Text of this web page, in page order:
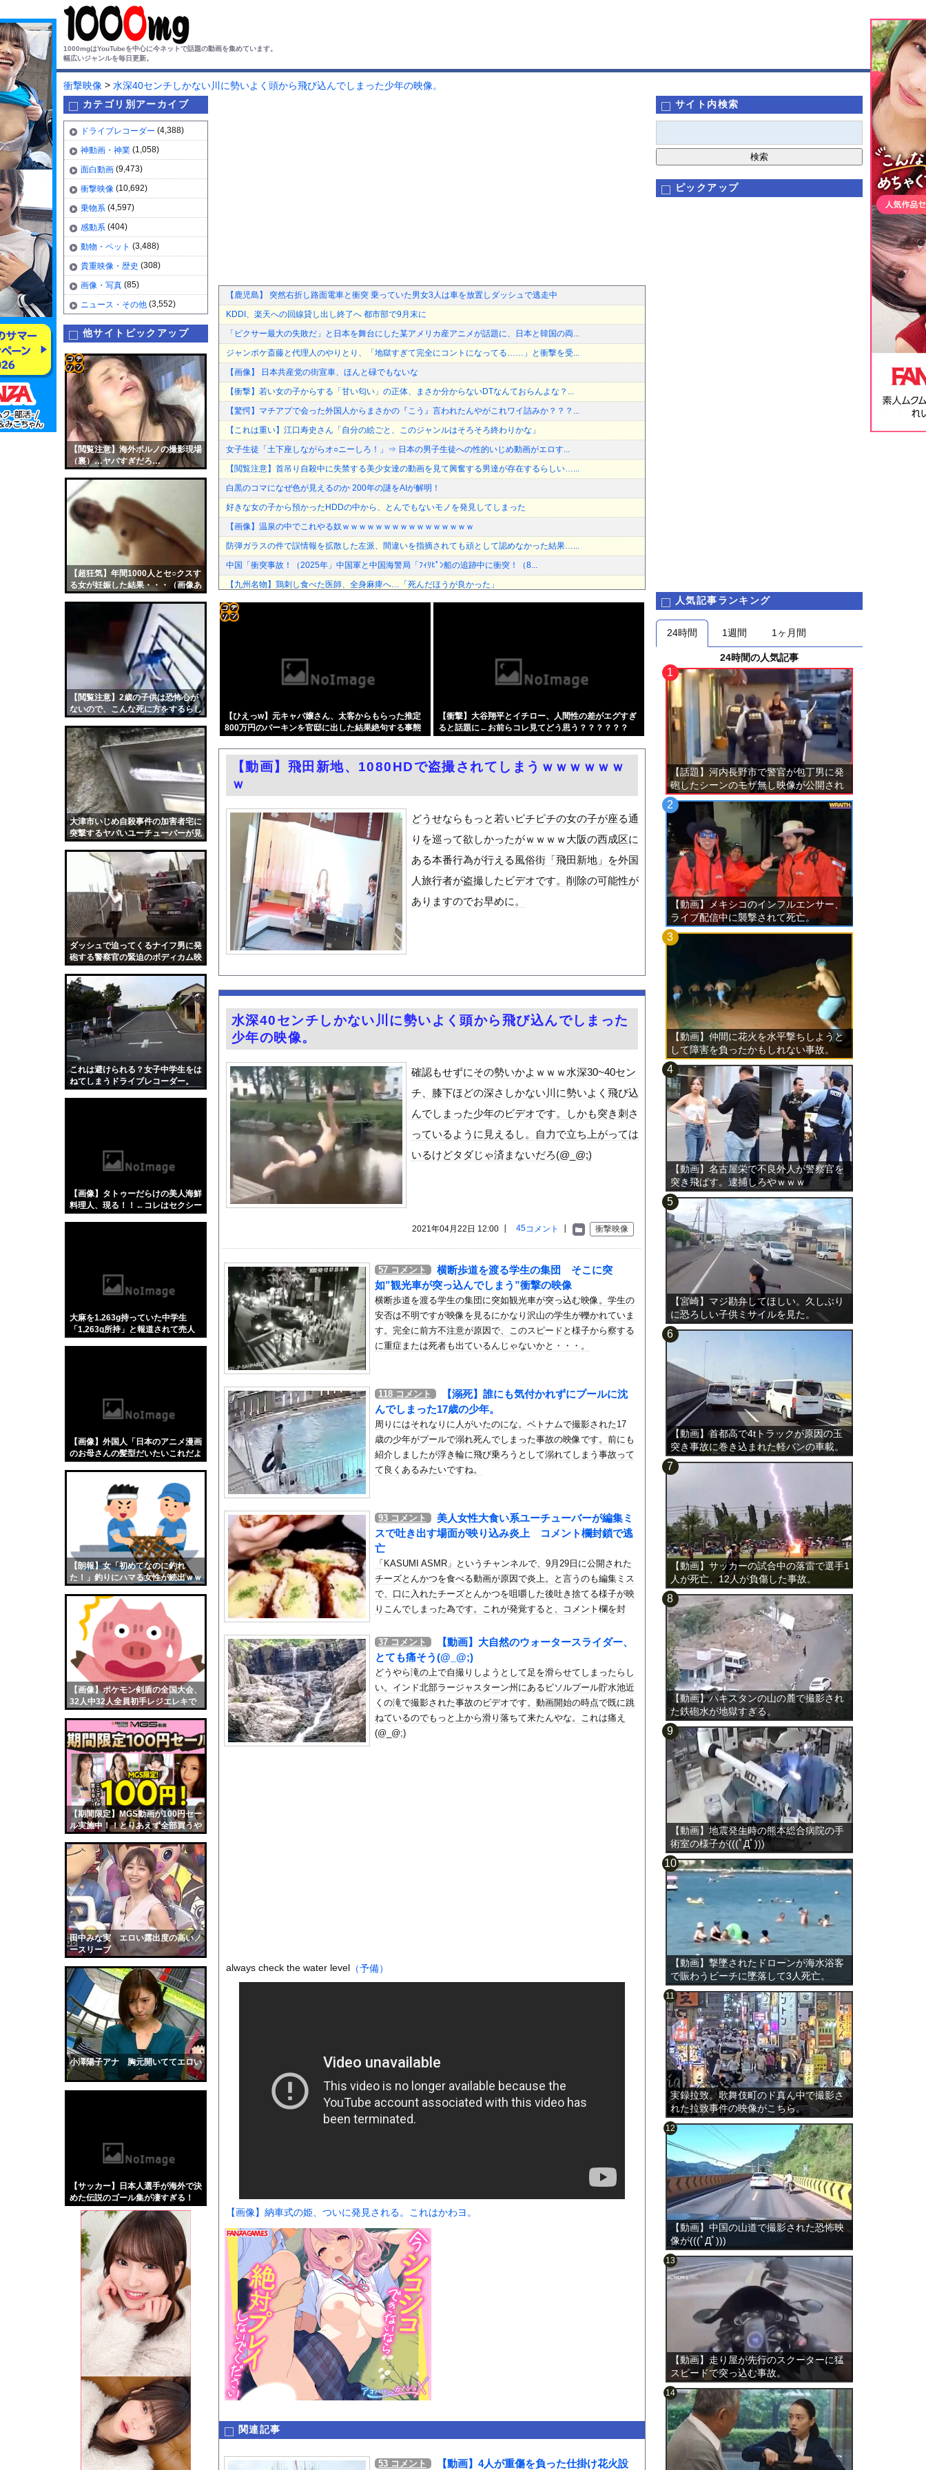
1000mgはYouTubeを中心に今ネットで話題の動画を集めています。
幅広いジャンルを毎日更新。
衝撃映像 > 水深40センチしかない川に勢いよく頭から飛び込んでしまった少年の映像。
カテゴリ別アーカイブ
ドライブレコーダー (4,388)
神動画・神業 (1,058)
面白動画 (9,473)
衝撃映像 (10,692)
乗物系 (4,597)
感動系 (404)
動物・ペット (3,488)
貴重映像・歴史 (308)
画像・写真 (85)
ニュース・その他 (3,552)
他サイトピックアップ
【閲覧注意】海外ポルノの撮影現場
（裏）…ヤバすぎだろ…
【超狂気】年間1000人とセ○クスす
る女が妊娠した結果・・・（画像あ
【閲覧注意】2歳の子供は恐怖心が
ないので、こんな死に方をするらし
大津市いじめ自殺事件の加害者宅に
突撃するヤバいユーチューバーが見
ダッシュで迫ってくるナイフ男に発
砲する警察官の緊迫のボディカム映
これは避けられる？女子中学生をは
ねてしまうドライブレコーダー。
【画像】タトゥーだらけの美人海鮮
料理人、現る！！←コレはセクシー
大麻を1.263g持っていた中学生
「1,263g所持」と報道されて売人
【画像】外国人「日本のアニメ漫画
のお母さんの髪型だいたいこれだよ
【朗報】女「初めてなのに釣れ
た！」釣りにハマる女性が続出ｗｗ
【画像】ポケモン剣盾の全国大会、
32人中32人全員初手レジエレキで
【期間限定】MGS動画が100円セー
ル実施中！！とりあえず全部買うや
田中みな実 エロい露出度の高いノ
ースリーブ
小澤陽子アナ 胸元開いててエロい
【サッカー】日本人選手が海外で決
めた伝説のゴール集が凄すぎる！
コテ
リン
- 固
定リ
ンク
自動
更新
ツー
【鹿児島】 突然右折し路面電車と衝突 乗っていた男女3人は車を放置しダッシュで逃走中
KDDI、楽天への回線貸し出し終了へ 都市部で9月末に
「ピクサー最大の失敗だ」と日本を舞台にした某アメリカ産アニメが話題に、日本と韓国の両...
ジャンポケ斎藤と代理人のやりとり、「地獄すぎて完全にコントになってる……」と衝撃を受...
【画像】 日本共産党の街宣車、ほんと碌でもないな
【衝撃】若い女の子からする「甘い匂い」の正体、まさか分からないDTなんておらんよな？...
【驚愕】マチアプで会った外国人からまさかの『こう』言われたんやがこれワイ詰みか？？？...
【これは重い】江口寿史さん「自分の絵ごと、このジャンルはそろそろ終わりかな」
女子生徒「土下座しながらオ○ニーしろ！」⇒ 日本の男子生徒への性的いじめ動画がエロす...
【閲覧注意】首吊り自殺中に失禁する美少女達の動画を見て興奮する男達が存在するらしい…...
白黒のコマになぜ色が見えるのか 200年の謎をAIが解明！
好きな女の子から預かったHDDの中から、とんでもないモノを発見してしまった
【画像】温泉の中でこれやる奴ｗｗｗｗｗｗｗｗｗｗｗｗｗｗｗｗ
防弾ガラスの件で誤情報を拡散した左派、間違いを指摘されても頑として認めなかった結果…...
中国「衝突事故！（2025年」中国軍と中国海警局「ﾌｨﾘﾋﾟﾝ船の追跡中に衝突！（8...
【九州名物】鶏刺し食べた医師、全身麻痺へ…「死んだほうが良かった」
防弾ガラスの件で誤情報を拡散した左派、間違いを指摘されても頑として認めなかった結果…...
【悲報】週刊少年ジャンプ、史上初の100万部割れ
【ニュース】日本共産党の街宣車、ほんと碌でもないな
エロ漫画『後輩の小悪魔地雷女子をデカチンで理解らせる話』をrawやhitomiを使わ...
【悲報】ショートスリーパー堀大輔さん、リスナーから「寝たほうがいい！」と言われてガチ...
国税局職員（25）、税務調査で知り合った納税者の自宅に出入りしお小遣い1億5000万...
佐藤寛子、ヌード乳首濡れ場がエロ過ぎる！ヘアヌード写真集の全裸、全盛期グラビア、最高...
過給なしで420ps。しかもL型エンジン…このS31Zいくらかかってるんだ…
嫁がいる前で半ケツ見せて不倫を誘う保育士の永野紬さん
渡邊渚さん「私がPTSDと診断された当時、世間はまだPTSDという言葉は浸透されてい...
職場の人妻と不倫をして、ついに、、、
韓国国会、サッカー前代表監督を追及「なぜ負けたのか」
日本旅行キャンセルすべきか…1万年ぶり史上最大級の火山の兆し＝韓国の反応
うちのネコが目の前にいた。私が上に物を投げるフリをする → 猫はこうなります…
【画像】令和最新版の剛力彩芽、ワイらにブッ刺さりまくりと話題にw w w w w w...
ヤンキーだらけの職場にしか行ったことない奴にしか分からないこと
【悲報】ロシア、じわじわと逝き始める
今の時期 河口で釣れる美味い魚教えて
『BanG Dream! Ave Mujica』7話感想 再び集まる5人！最後のCR...
【動画】中国製自動車のプラスチック部品強度がこちらｗｗｗｗｗｗｗｗｗ
【Mステ】西川貴教さん 魅惑のマーメイドすぎるｗｗｗｗｗｗｗｗ
【悲報】埼玉県、何も観光地がない・・・
FANZAで夏の動画50％OFFキャンペーン第4弾が始まったぞー！
【画像】カップラーメン食べるんだけどどれがいいかな！？w
【朗報】ヒカキンなんと実質200万円以上の支援物資を寄付してしまう・・・
【Xの車窓から】オービスかと思ったら野生の炊飯器で草 ほか
【ポロリ悲話】ネットで拡散してるおっぱいポロリ動画、何故か叩かれる・・・
【衝撃】「かわいい虫」ランキング、ついに発表される
日本代表DF冨安健洋の英プレミア・クリスタルパレス加入が正式決定 鎌田大地とチームメ...
元F1王者ハッキネン、フェルスタペンのマクラーレン加入の噂に「なぜ調和がある現体制を...
【画像】 ヘソ出しJKさん、股間の方まで見えてしまうｗｗｗｗｗｗｗｗｗ
もしかして、マンションのベランダで七輪で焼き肉ってダメなの？
島倉りか様、モッツァレラチーズを巡ってスーパー店員とバトル勃発ｗｗｗ
【悲報】ショートスリーパー堀大輔さん、リスナーから「寝たほうがいい！」と言われてガチ...
【コンゴ】エボラ出血熱、感染3600人…過去最大の流行に
軟体動物みたいに柔らかい手を持つ人、話題にｗｗｗｗ「脳が理解を拒む」「ミギー」他
川底に沈んでいたマンモスやナチス軍艦など露出、熱波でドナウ川が歴史的渇水！
三山賀子アナと森山みなみアナ デカパイ ＆ ノースリーブ！！【GIF動画あり】
刈川くるみアナ くっきり巨乳が揺れる！！【GIF動画あり】
【画像】はいだしょうこ（47）「こんなオバサンでいいの…？」
モンハン自衛隊 第１７８話
川底に沈んでいたマンモスやナチス軍艦など露出、熱波でドナウ川が歴史的渇水！
日本人女性インフルエンサー、ライブ配信中に自殺
【画像】おまえらくんの机がこの女の子の椅子にされてたらｗｗｗ
【画像】この女優さん、可愛すぎる
【朗報】齋藤飛鳥、前屈みで完全に見えてる動画が拡散されてしまう…
海外「日本よ、お前がナンバーワンだ」 熊本地震直後の日本の対応のスピードに世界が衝撃
勇気を出して白人美女にチン凸したアジア人短小男
、爆笑されてしまうｗｗｗ
10年もの間浮気してた嫁。まさかと思い長男のDNA鑑定をするがいいな？と問うと、元嫁...
ウクライナ侵攻以降、ロシア軍兵士のHIV感染が2000％急増…ウクライナメディア！
【配信者】「金バエ」のSNS更新が1週間途絶え、様々な憶測が飛び交う。1週間ぶりの投...
【画像】女の子「危機管理フォーーーーム！！！」
【仰天】外国人「日本に夢中なアメリカ人は迷惑?」日本人の回答が的確すぎた
韓国人「安貞桓が韓国代表に激怒！『惨憺たる結果、徹底的な刷新が必要だ』と監督や協会を...
ケンタッキーとか言う唐揚げ屋ｗｗｗｗｗ
【画像】このAVが性癖ブッ刺さりで精子ドクドク作られるわｗｗｗｗ
お知らせ
Powered by livedoor 相互RSS
このページは
1000mgが管理しています。 RSS設定 更新順130件まで。それ以降の古いものは表
示されません。
【ひえっw】元キャバ嬢さん、太客からもらった推定
800万円のバーキンを官邸に出した結果絶句する事態
【衝撃】大谷翔平とイチロー、人間性の差がエグすぎ
ると話題に←お前らコレ見てどう思う？？？？？？
自動
更新
【動画】飛田新地、1080HDで盗撮されてしまうｗｗｗｗｗｗ
ｗ
どうせならもっと若いピチピチの女の子が座る通
りを巡って欲しかったがｗｗｗｗ大阪の西成区に
ある本番行為が行える風俗街「飛田新地」を外国
人旅行者が盗撮したビデオです。削除の可能性が
ありますのでお早めに。
水深40センチしかない川に勢いよく頭から飛び込んでしまった
少年の映像。
確認もせずにその勢いかよｗｗｗ水深30~40セン
チ、膝下ほどの深さしかない川に勢いよく飛び込
んでしまった少年のビデオです。しかも突き刺さ
っているように見えるし。自力で立ち上がっては
いるけどタダじゃ済まないだろ(@_@;)
衝撃映像
45コメント
2021年04月22日 12:00 ┃
57 コメント
横断歩道を渡る学生の集団 そこに突
如”観光車が突っ込んでしまう”衝撃の映像
横断歩道を渡る学生の集団に突如観光車が突っ込む映像。学生の
安否は不明ですが映像を見るにかなり沢山の学生が轢かれていま
す。完全に前方不注意が原因で、このスピードと様子から察する
に重症または死者も出ているんじゃないかと・・・。
118 コメント
【溺死】誰にも気付かれずにプールに沈
んでしまった17歳の少年。
周りにはそれなりに人がいたのにな。ベトナムで撮影された17
歳の少年がプールで溺れ死んでしまった事故の映像です。前にも
紹介しましたが浮き輪に飛び乗ろうとして溺れてしまう事故って
て良くあるみたいですね。
93 コメント
美人女性大食い系ユーチューバーが編集ミ
スで吐き出す場面が映り込み炎上 コメント欄封鎖で逃
亡
「KASUMI ASMR」というチャンネルで、9月29日に公開された
チーズとんかつを食べる動画が原因で炎上。と言うのも編集ミス
で、口に入れたチーズとんかつを咀嚼した後吐き捨てる様子が映
りこんでしまった為です。これが発覚すると、コメント欄を封
す。その問題の映像がこちらです。
37 コメント
【動画】大自然のウォータースライダー、
とても痛そう(@_@;)
どうやら滝の上で自撮りしようとして足を滑らせてしまったらし
い。インド北部ラージャスターン州にあるビソルプール貯水池近
くの滝で撮影された事故のビデオです。動画開始の時点で既に跳
ねているのでもっと上から滑り落ちて来たんやな。これは痛え
(@_@;)
always check the water level （予備）
【画像】納車式の姫、ついに発見される。これはかわヨ。
関連記事
53 コメント 【動画】4人が重傷を負った仕掛け花火設
サイト内検索
ピックアップ
人気記事ランキング
24時間 1週間 1ヶ月間
24時間の人気記事
【話題】河内長野市で警官が包丁男に発
砲したシーンのモザ無し映像が公開され
る。
【動画】メキシコのインフルエンサー、
ライブ配信中に襲撃されて死亡。
【動画】仲間に花火を水平撃ちしようと
して障害を負ったかもしれない事故。
【動画】名古屋栄で不良外人が警察官を
突き飛ばす。逮捕しろやｗｗｗ
【宮崎】マジ勘弁してほしい。久しぶり
に恐ろしい子供ミサイルを見た。
【動画】首都高で4tトラックが原因の玉
突き事故に巻き込まれた軽バンの車載。
【動画】サッカーの試合中の落雷で選手1
人が死亡、12人が負傷した事故。
【動画】パキスタンの山の麓で撮影され
た鉄砲水が地獄すぎる。
【動画】地震発生時の熊本総合病院の手
術室の様子が(((ﾟДﾟ)))
【動画】撃墜されたドローンが海水浴客
で賑わうビーチに墜落して3人死亡。
実録拉致。歌舞伎町のド真ん中で撮影さ
れた拉致事件の映像がこちら。
【動画】中国の山道で撮影された恐怖映
像が(((ﾟДﾟ)))
【動画】走り屋が先行のスクーターに猛
スピードで突っ込む事故。